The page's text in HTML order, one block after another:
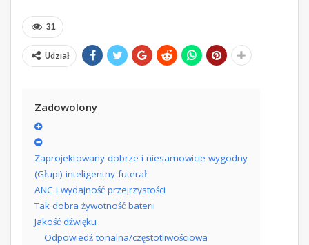
31
Udział
Zadowolony
Zaprojektowany dobrze i niesamowicie wygodny
(Głupi) inteligentny futerał
ANC i wydajność przejrzystości
Tak dobra żywotność baterii
Jakość dźwięku
Odpowiedź tonalna/częstotliwościowa